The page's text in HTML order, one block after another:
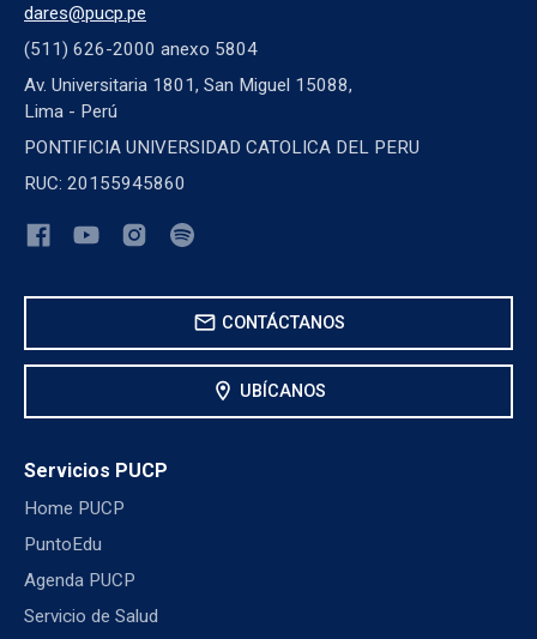
dares@pucp.pe
(511) 626-2000 anexo 5804
Av. Universitaria 1801, San Miguel 15088,
Lima - Perú
PONTIFICIA UNIVERSIDAD CATOLICA DEL PERU
RUC: 20155945860
mail CONTÁCTANOS
location_on UBÍCANOS
Servicios PUCP
Home PUCP
PuntoEdu
Agenda PUCP
Servicio de Salud